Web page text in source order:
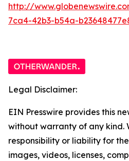
http://
7ca4-42b3-b54a-
Legal Disclaimer:
EIN Presswire provides this
without warranty of any kind.
responsibility or liability for
images, videos, licenses,